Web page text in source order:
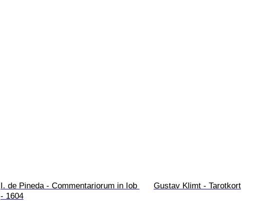
I. de Pineda - Commentariorum in Iob
- 1604
Gustav Klimt - Tarotkort